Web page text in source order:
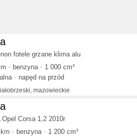
fotele grzane klima alu
benzyna
1 000 cm³
napęd na przód
mazowieckie
Corsa 1,2 2010r
benzyna
1 200 cm³